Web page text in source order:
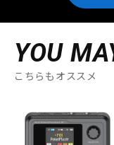
YOU
こちらもオススメ